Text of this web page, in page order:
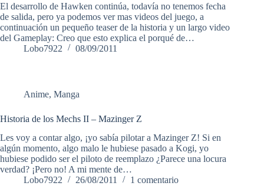
El desarrollo de Hawken continúa, todavía no tenemos fecha
de salida, pero ya podemos ver mas videos del juego, a
continuación un pequeño teaser de la historia y un largo video
del Gameplay: Creo que esto explica el porqué de…
Lobo7922
08/09/2011
Anime, Manga
Historia de los Mechs II – Mazinger Z
Les voy a contar algo, ¡yo sabía pilotar a Mazinger Z! Si en
algún momento, algo malo le hubiese pasado a Kogi, yo
hubiese podido ser el piloto de reemplazo ¿Parece una locura
verdad? ¡Pero no! A mi mente de…
Lobo7922
26/08/2011 1 comentario